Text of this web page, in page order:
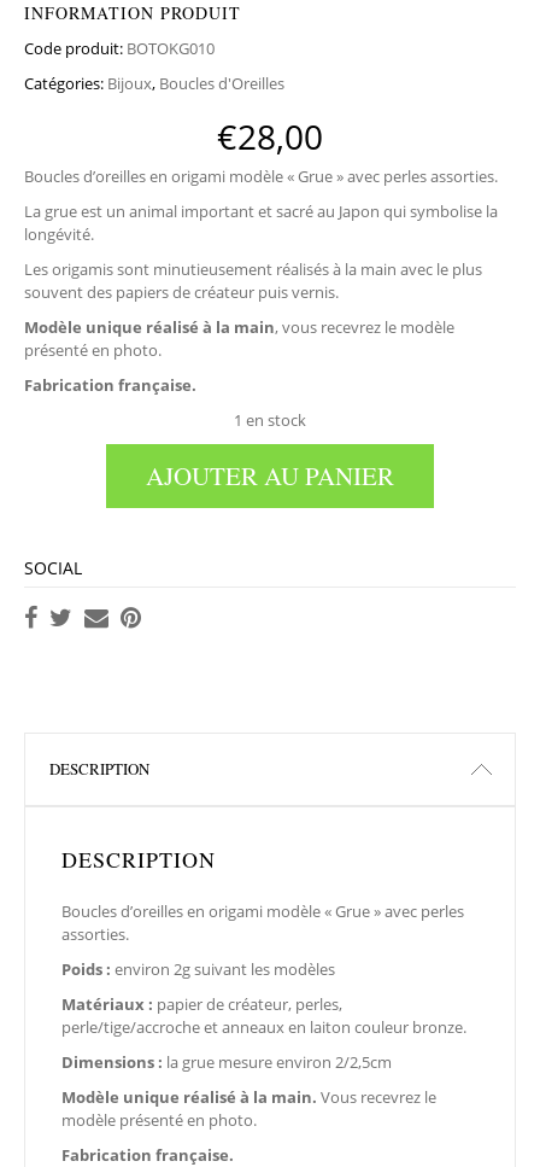
INFORMATION PRODUIT
Code produit: BOTOKG010
Catégories: Bijoux, Boucles d'Oreilles
€28,00
Boucles d’oreilles en origami modèle « Grue » avec perles assorties.
La grue est un animal important et sacré au Japon qui symbolise la
longévité.
Les origamis sont minutieusement réalisés à la main avec le plus
souvent des papiers de créateur puis vernis.
Modèle unique réalisé à la main, vous recevrez le modèle
présenté en photo.
Fabrication française.
1 en stock
AJOUTER AU PANIER
SOCIAL
DESCRIPTION
DESCRIPTION
Boucles d’oreilles en origami modèle « Grue » avec perles
assorties.
Poids : environ 2g suivant les modèles
Matériaux : papier de créateur, perles,
perle/tige/accroche et anneaux en laiton couleur bronze.
Dimensions : la grue mesure environ 2/2,5cm
Modèle unique réalisé à la main. Vous recevrez le
modèle présenté en photo.
Fabrication française.